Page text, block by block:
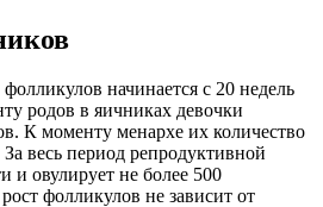
начинается с 20 недель
родов в яичниках девочки
К моменту менархе их количество
весь период репродуктивной
и овулирует не более 500
фолликулов не зависит от